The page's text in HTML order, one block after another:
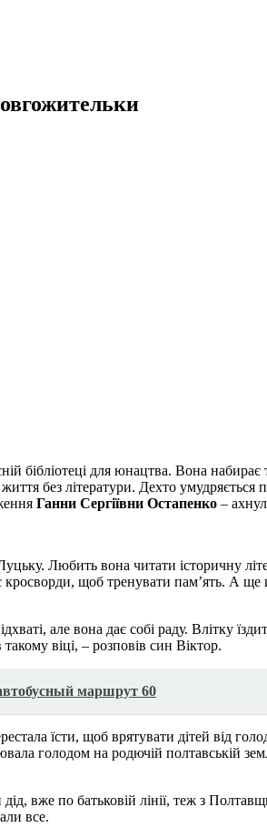
для юнацтва. Вона набирає
без літератури. Дехто умудряється
Ганни Сергіївни Остапенко –
Любить вона читати історичну
щоб тренувати пам’ять. А
але вона дає собі раду. Влітку
віці, – розповів син Віктор.
маршрут 60
їсти, щоб врятувати дітей від
голодом на родючій полтавській
вже по батьковій лінії, теж з
все.